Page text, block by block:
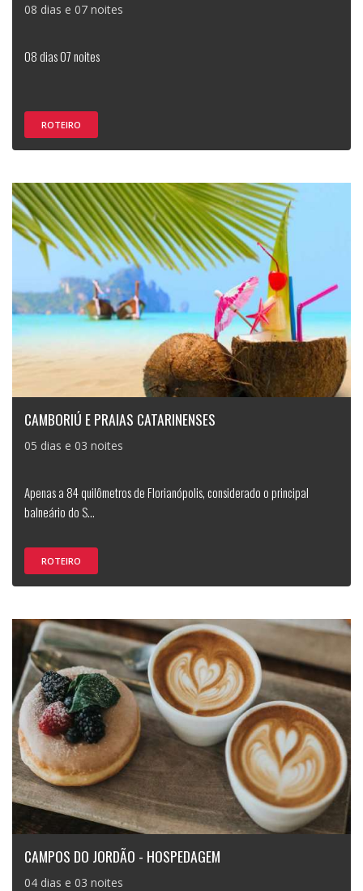
08 dias e 07 noites
08 dias 07 noites
ROTEIRO
CAMBORIÚ E PRAIAS CATARINENSES
05 dias e 03 noites
Apenas a 84 quilômetros de Florianópolis, considerado o principal
balneário do S...
ROTEIRO
CAMPOS DO JORDÃO - HOSPEDAGEM
04 dias e 03 noites